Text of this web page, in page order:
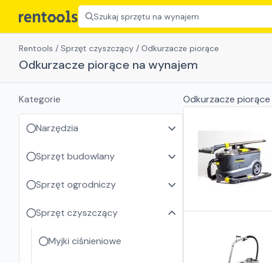
Szukaj sprzętu na wynajem
Rentools / Sprzęt czyszczący / Odkurzacze piorące
Odkurzacze piorące na wynajem
Odkurzacze piorące
Kategorie
Narzędzia
Sprzęt budowlany
Sprzęt ogrodniczy
Sprzęt czyszczący
Myjki ciśnieniowe